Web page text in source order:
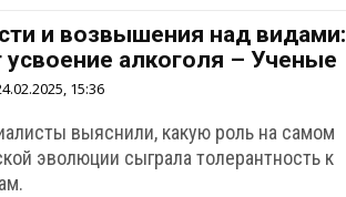
и возвышения над видами:
усвоение алкоголя – Ученые
15:36
выяснили, какую роль на самом
эволюции сыграла толерантность к